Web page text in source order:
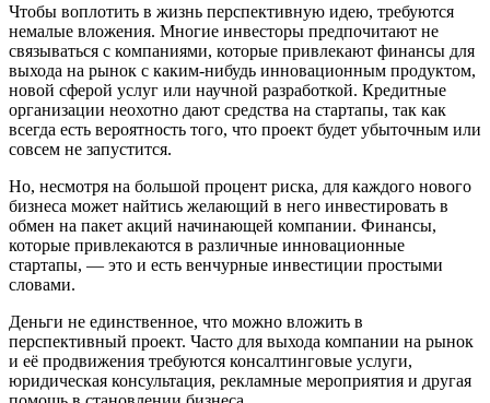
Чтобы воплотить в жизнь перспективную идею, требуются
немалые вложения. Многие инвесторы предпочитают не
связываться с компаниями, которые привлекают финансы для
выхода на рынок с каким-нибудь инновационным продуктом,
новой сферой услуг или научной разработкой. Кредитные
организации неохотно дают средства на стартапы, так как
всегда есть вероятность того, что проект будет убыточным или
совсем не запустится.
Но, несмотря на большой процент риска, для каждого нового
бизнеса может найтись желающий в него инвестировать в
обмен на пакет акций начинающей компании. Финансы,
которые привлекаются в различные инновационные
стартапы, — это и есть венчурные инвестиции простыми
словами.
Деньги не единственное, что можно вложить в
перспективный проект. Часто для выхода компании на рынок
и её продвижения требуются консалтинговые услуги,
юридическая консультация, рекламные мероприятия и другая